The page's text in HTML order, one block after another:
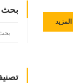
المزيد
بحث